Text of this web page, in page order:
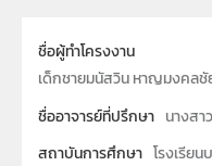
ชื่อผู้ทำโครงงาน
เด็กชายมนัสวิน หาญมงคลชั
ชื่ออาจารย์ที่ปรึกษา นางสา
สถาบันการศึกษา โรงเรีย